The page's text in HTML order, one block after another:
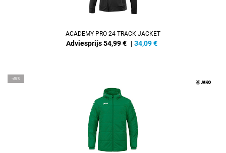
ACADEMY PRO 24 TRACK JACKET
Adviesprijs 54,99 € | 34,09€
-45%